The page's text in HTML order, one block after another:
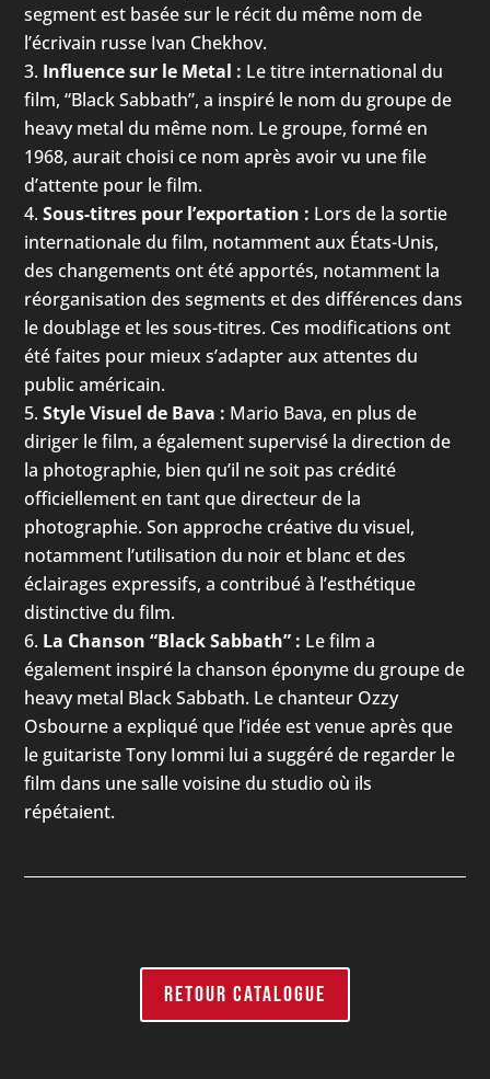
segment est basée sur le récit du même nom de
l’écrivain russe Ivan Chekhov.
Influence sur le Metal : Le titre international du
film, “Black Sabbath”, a inspiré le nom du groupe de
heavy metal du même nom. Le groupe, formé en
1968, aurait choisi ce nom après avoir vu une file
d’attente pour le film.
Sous-titres pour l’exportation : Lors de la sortie
internationale du film, notamment aux États-Unis,
des changements ont été apportés, notamment la
réorganisation des segments et des différences dans
le doublage et les sous-titres. Ces modifications ont
été faites pour mieux s’adapter aux attentes du
public américain.
Style Visuel de Bava : Mario Bava, en plus de
diriger le film, a également supervisé la direction de
la photographie, bien qu’il ne soit pas crédité
officiellement en tant que directeur de la
photographie. Son approche créative du visuel,
notamment l’utilisation du noir et blanc et des
éclairages expressifs, a contribué à l’esthétique
distinctive du film.
La Chanson “Black Sabbath” : Le film a
également inspiré la chanson éponyme du groupe de
heavy metal Black Sabbath. Le chanteur Ozzy
Osbourne a expliqué que l’idée est venue après que
le guitariste Tony Iommi lui a suggéré de regarder le
film dans une salle voisine du studio où ils
répétaient.
RETOUR CATALOGUE